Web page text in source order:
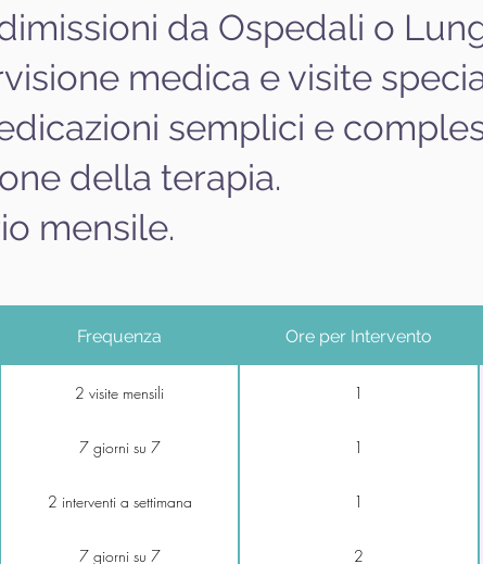
da Ospedali o
medica e visite
semplici e
della terapia.
mensile.
Frequenza Ore per Intervento
2 visite mensili 1
7 giorni su 7 1
2 interventi a settimana 1
7 giorni su 7 2